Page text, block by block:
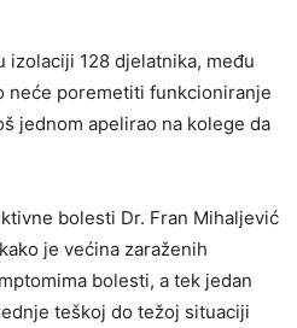
128 djelatnika, među
neće poremetiti funkcioniranje
jednom apelirao na kolege da
bolesti Dr. Fran Mihaljević
je većina zaraženih
bolesti, a tek jedan
teškoj do težoj situaciji